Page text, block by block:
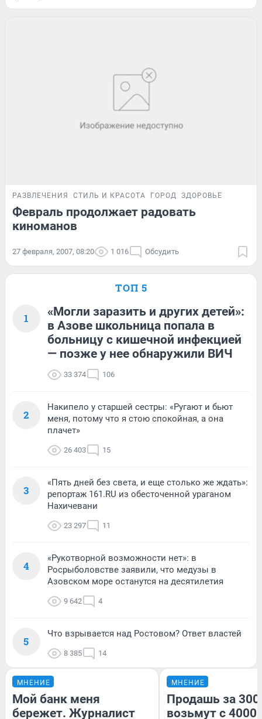
РАЗВЛЕЧЕНИЯ СТИЛЬ И КРАСОТА ГОРОД ЗДОРОВЬЕ
Февраль продолжает радовать
киноманов
27 февраля, 2007, 08:20 1 016 Обсудить
ТОП 5
1
«Могли заразить и других детей»:
в Азове школьница попала в
больницу с кишечной инфекцией
— позже у нее обнаружили ВИЧ
33 374 106
2
Накипело у старшей сестры: «Ругают и бьют
меня, потому что я стою спокойная, а она
плачет»
26 403 15
3
«Пять дней без света, и еще столько же ждать»:
репортаж 161.RU из обесточенной ураганом
Нахичевани
23 297 11
4
«Рукотворной возможности нет»: в
Росрыболовстве заявили, что медузы в
Азовском море останутся на десятилетия
9 642 4
5
Что взрывается над Ростовом? Ответ властей
8 385 14
МНЕНИЕ
Мой банк меня
бережет. Журналист
МНЕНИЕ
Продашь за
возьмут с